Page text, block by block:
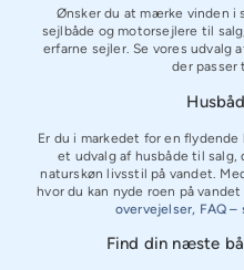
Ønsker du at mærke vinden i
sejlbåde og motorsejlere til
erfarne sejler. Se vores udvalg
der passer
Er du i markedet for en flydende
et udvalg af husbåde til salg,
naturskøn livsstil på vandet.
hvor du kan nyde roen på vandet
overvejelser, FAQ –
Find din næste